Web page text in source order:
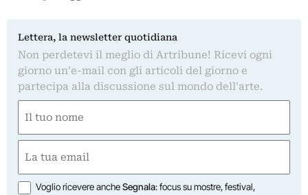
Lettera, la newsletter quotidiana
Non perdetevi il meglio di Artribune! Ricevi ogni
giorno un'e-mail con gli articoli del giorno e
partecipa alla discussione sul mondo dell'arte.
(Required)
(Required)
Opzioni
Voglio ricevere ancheSegnala: focus su mostre, festival,